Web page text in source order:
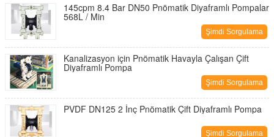
145cpm 8.4 Bar DN50 Pnömatik Diyaframlı Pompalar
568L / Min
Şimdi Sorgulama
Kanalizasyon için Pnömatik Havayla Çalışan Çift
Diyaframlı Pompa
Şimdi Sorgulama
PVDF DN125 2 İnç Pnömatik Çift Diyaframlı Pompa
Şimdi Sorgulama